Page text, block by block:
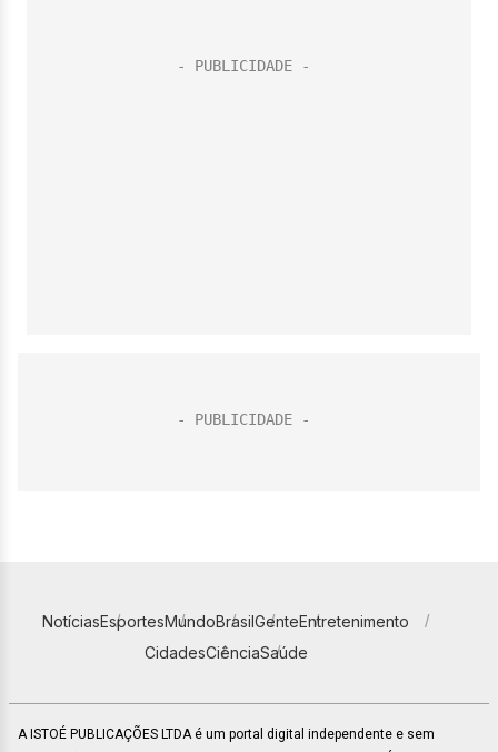
NotíciasEsportesMundoBrasilGenteEntretenimento
CidadesCiênciaSaúde
A ISTOÉ PUBLICAÇÕES LTDA é um portal digital independente e sem